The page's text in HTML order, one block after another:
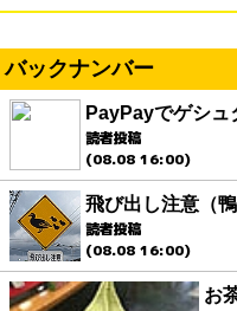
バックナンバー
PayPayでゲシュ
読者投稿
(08.08 16:00)
飛び出し注意（鴨
読者投稿
(08.08 16:00)
お